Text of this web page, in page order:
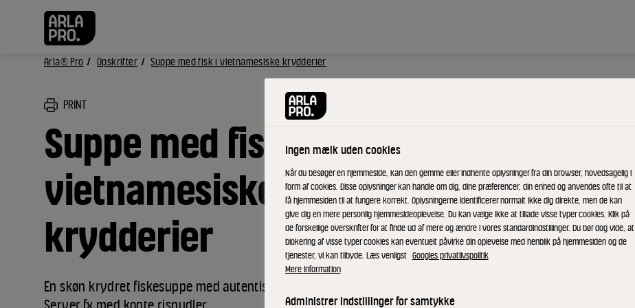
Arla® Pro Opskrifter Suppe med fisk i vietnamesiske krydderier
PRINT
Suppe med fisk i
vietnamesiske
krydderier
En skøn krydret fiskesuppe med autentiske smag af Vietnam.
Ingen mælk uden cookies
Når du besøger en hjemmeside, kan den gemme eller indhente oplysninger fra din browser, hovedsagelig i
form af cookies. Disse oplysninger kan handle om dig, dine præferencer, din enhed og anvendes ofte til at
få hjemmesiden til at fungere korrekt. Oplysningerne identificerer normalt ikke dig direkte, men de kan
give dig en mere personlig hjemmesideoplevelse. Du kan vælge ikke at tillade visse typer cookies. Klik på
de forskellige overskrifter for at finde ud af mere og ændre i vores standardindstillinger. Du bør dog vide, at
blokering af visse typer cookies kan eventuelt påvirke din oplevelse med henblik på hjemmesiden og de
tjenester, vi kan tilbyde. Læs venligst Googles privatlivspolitik
Mere information
Administrer indstillinger for samtykke